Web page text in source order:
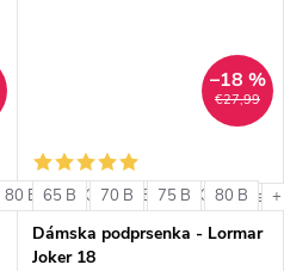
80 B 80 C 85 B 85 C +
€27,99
–18 %
65 B 70 B 75 B 80 B
Dámska podprsenka - Lormar
Joker 18